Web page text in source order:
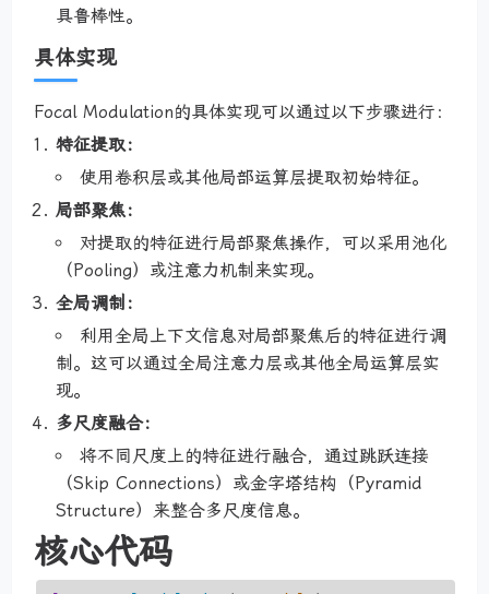
具鲁棒性。
具体实现
Focal Modulation的具体实现可以通过以下步骤进行：
特征提取：
使用卷积层或其他局部运算层提取初始特征。
局部聚焦：
对提取的特征进行局部聚焦操作，可以采用池化
（Pooling）或注意力机制来实现。
全局调制：
利用全局上下文信息对局部聚焦后的特征进行调
制。这可以通过全局注意力层或其他全局运算层实
现。
多尺度融合：
将不同尺度上的特征进行融合，通过跳跃连接
（Skip Connections）或金字塔结构（Pyramid
Structure）来整合多尺度信息。
核心代码